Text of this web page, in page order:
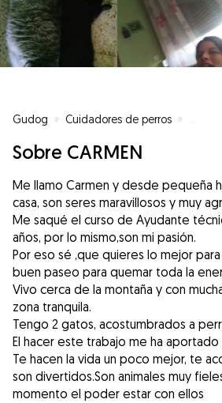
Gudog » Cuidadores de perros »
Sobre CARMEN
Me llamo Carmen y desde pequeña
casa, son seres maravillosos y muy
Me saqué el curso de Ayudante
años, por lo mismo,son mi pasión.
Por eso sé ,que quieres lo mejor
buen paseo para quemar toda la
Vivo cerca de la montaña y con
zona tranquila.
Tengo 2 gatos, acostumbrados a
El hacer este trabajo me ha aportado
Te hacen la vida un poco mejor, te
son divertidos.Son animales muy
momento el poder estar con ellos